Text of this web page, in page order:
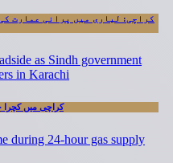
کراچی: لیاری میں پرانی عمارت
کراچی میں کچرا